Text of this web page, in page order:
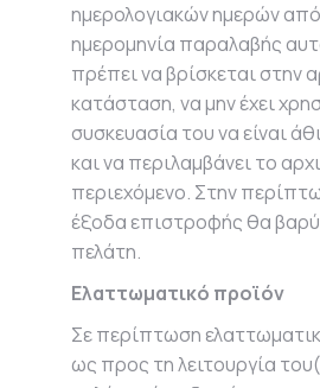
ημερολογιακών ημερών
ημερομηνία παραλαβής
πρέπει να βρίσκεται στην
κατάσταση, να μην έχει
συσκευασία του να είναι
και να περιλαμβάνει το
περιεχόμενο. Στην
έξοδα επιστροφής θα
πελάτη.
Ελαττωματικό προϊόν
Σε περίπτωση
ως προς τη λειτουργία